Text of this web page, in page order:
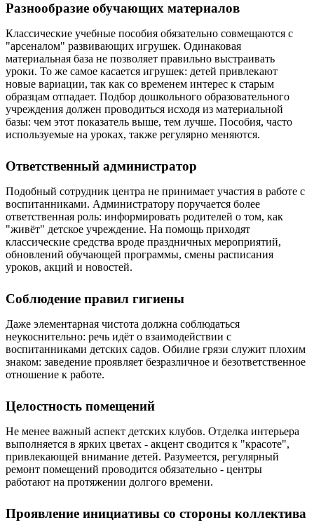
Разнообразие обучающих материалов
Классические учебные пособия обязательно совмещаются с
"арсеналом" развивающих игрушек. Одинаковая
материальная база не позволяет правильно выстраивать
уроки. То же самое касается игрушек: детей привлекают
новые вариации, так как со временем интерес к старым
образцам отпадает. Подбор дошкольного образовательного
учреждения должен проводиться исходя из материальной
базы: чем этот показатель выше, тем лучше. Пособия, часто
используемые на уроках, также регулярно меняются.
Ответственный администратор
Подобный сотрудник центра не принимает участия в работе с
воспитанниками. Администратору поручается более
ответственная роль: информировать родителей о том, как
"живёт" детское учреждение. На помощь приходят
классические средства вроде праздничных мероприятий,
обновлений обучающей программы, смены расписания
уроков, акций и новостей.
Соблюдение правил гигиены
Даже элементарная чистота должна соблюдаться
неукоснительно: речь идёт о взаимодействии с
воспитанниками детских садов. Обилие грязи служит плохим
знаком: заведение проявляет безразличное и безответственное
отношение к работе.
Целостность помещений
Не менее важный аспект детских клубов. Отделка интерьера
выполняется в ярких цветах - акцент сводится к "красоте",
привлекающей внимание детей. Разумеется, регулярный
ремонт помещений проводится обязательно - центры
работают на протяжении долгого времени.
Проявление инициативы со стороны коллектива